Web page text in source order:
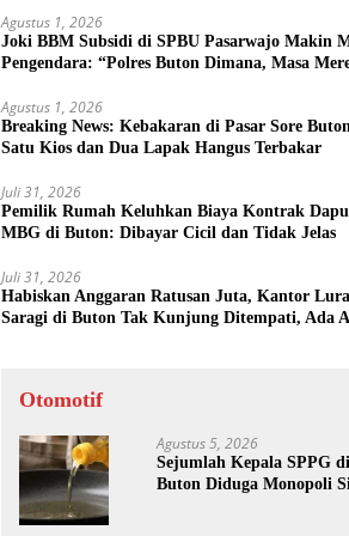
Agustus 1, 2026
Joki BBM Subsidi di SPBU Pasarwajo Makin
Pengendara: “Polres Buton Dimana, Masa
Agustus 1, 2026
Breaking News: Kebakaran di Pasar Sore
Satu Kios dan Dua Lapak Hangus Terbakar
Juli 31, 2026
Pemilik Rumah Keluhkan Biaya Kontrak
MBG di Buton: Dibayar Cicil dan Tidak Jelas
Juli 31, 2026
Habiskan Anggaran Ratusan Juta, Kantor
Saragi di Buton Tak Kunjung Ditempati, Ada
Otomotif
Agustus 5, 2026
Sejumlah Kepala SPPG di
Buton Diduga Monopoli